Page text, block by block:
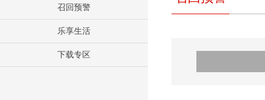
召回预警
乐享生活
下载专区